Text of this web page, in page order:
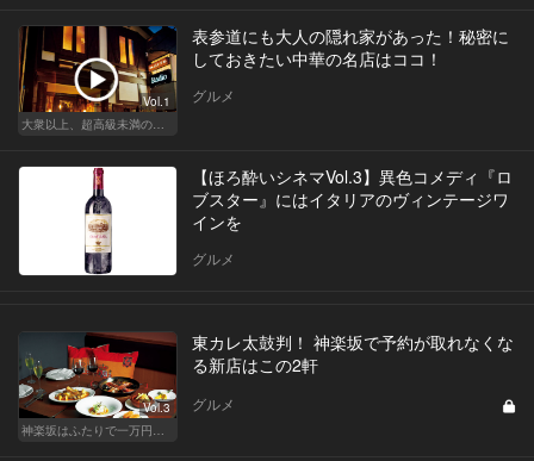
Vol.1
大衆以上、超高級未満の絶品中華
表参道にも大人の隠れ家があった！秘密に
しておきたい中華の名店はココ！
グルメ
【ほろ酔いシネマVol.3】異色コメディ『ロ
ブスター』にはイタリアのヴィンテージワ
インを
グルメ
Vol.3
神楽坂はふたりで一万円のサンクチュアリ！
東カレ太鼓判！ 神楽坂で予約が取れなくな
る新店はこの2軒
グルメ